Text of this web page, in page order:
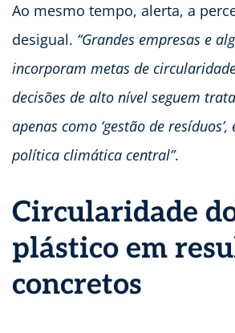
Ao mesmo tempo, alerta, a
desigual. “Grandes empresas e
incorporam metas de
decisões de alto nível seguem
apenas como ‘gestão de
política climática central”.
Circularidade
plástico em
concretos